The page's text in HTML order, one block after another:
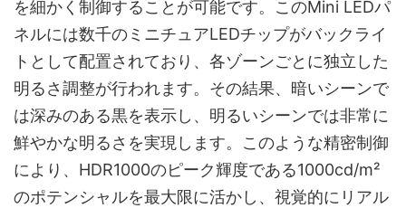
を細かく制御することが可能です。このMini LEDパ
ネルには数千のミニチュアLEDチップがバックライ
トとして配置されており、各ゾーンごとに独立した
明るさ調整が行われます。その結果、暗いシーンで
は深みのある黒を表示し、明るいシーンでは非常に
鮮やかな明るさを実現します。このような精密制御
により、HDR1000のピーク輝度である1000cd/m²
のポテンシャルを最大限に活かし、視覚的にリアル